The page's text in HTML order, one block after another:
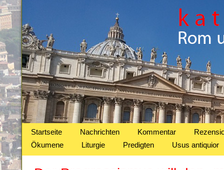
Startseite Nachrichten Kommentar
Ökumene
Liturgie Predigten Usus antiquior